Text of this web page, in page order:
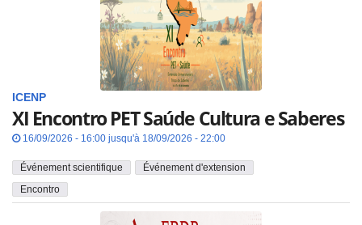
ICENP
XI Encontro PET Saúde Cultura e Saberes
16/09/2026 - 16:00 jusqu'à 18/09/2026 - 22:00
Événement scientifique
Événement d'extension
Encontro